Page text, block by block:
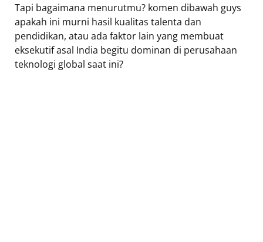
Tapi bagaimana menurutmu? komen dibawah guys
apakah ini murni hasil kualitas talenta dan
pendidikan, atau ada faktor lain yang membuat
eksekutif asal India begitu dominan di perusahaan
teknologi global saat ini?